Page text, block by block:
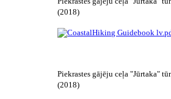
(2018)
Piekrastes gājēju ceļa "Jūrtaka"
(2018)